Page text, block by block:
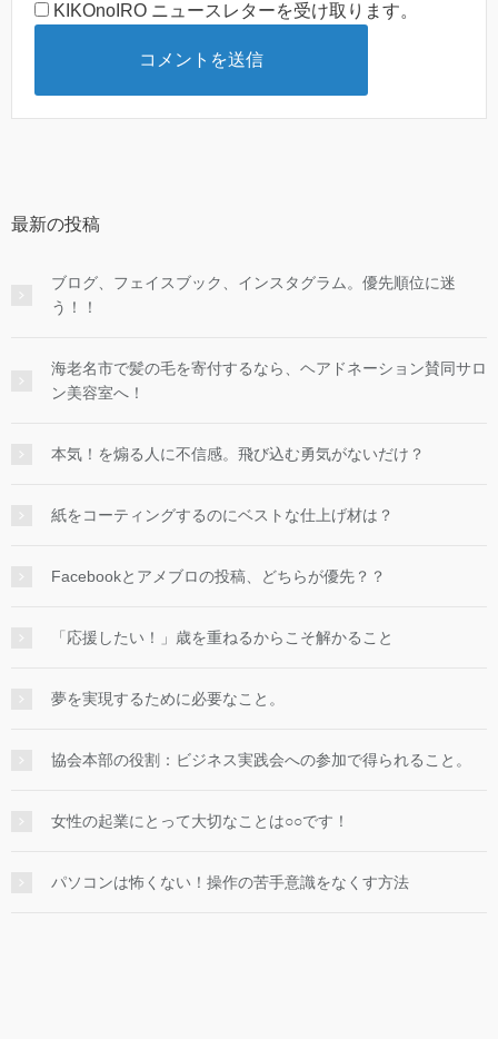
KIKOnoIRO ニュースレターを受け取ります。
最新の投稿
ブログ、フェイスブック、インスタグラム。優先順位に迷
う！！
海老名市で髪の毛を寄付するなら、ヘアドネーション賛同サロ
ン美容室へ！
本気！を煽る人に不信感。飛び込む勇気がないだけ？
紙をコーティングするのにベストな仕上げ材は？
Facebookとアメブロの投稿、どちらが優先？？
「応援したい！」歳を重ねるからこそ解かること
夢を実現するために必要なこと。
協会本部の役割：ビジネス実践会への参加で得られること。
女性の起業にとって大切なことは○○です！
パソコンは怖くない！操作の苦手意識をなくす方法